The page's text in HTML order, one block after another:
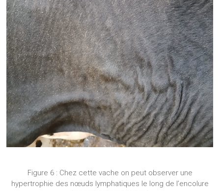
Figure 6 : Chez cette vache on peut observer une
hypertrophie des nœuds lymphatiques le long de l’encolure